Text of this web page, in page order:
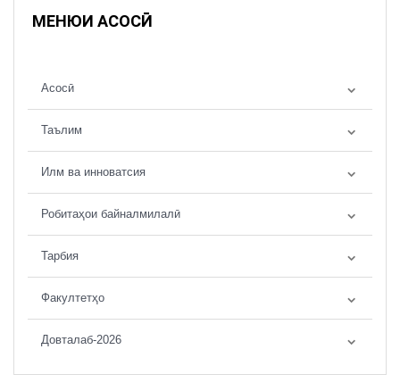
МЕНЮИ АСОСӢ
Асосӣ
Таълим
Илм ва инноватсия
Робитаҳои байналмилалӣ
Тарбия
Факултетҳо
Довталаб-2026